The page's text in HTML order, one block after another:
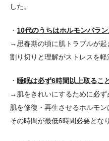
した。
・ 10代のうちはホルモンバラ
→思春期の頃に肌トラブルが
割り切りと理解がストレスを軽
・ 睡眠は必ず6時間以上取るこ
→肌をきれいにするために必ず
肌を修復・再生させるホルモ
その時間が最低6時間必要とな